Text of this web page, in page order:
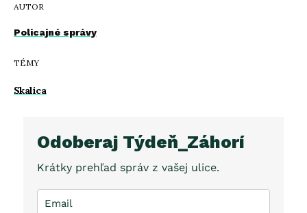
AUTOR
Policajné správy
TÉMY
Skalica
Odoberaj Týdeň_Záhorí
Krátky prehľad správ z vašej ulice.